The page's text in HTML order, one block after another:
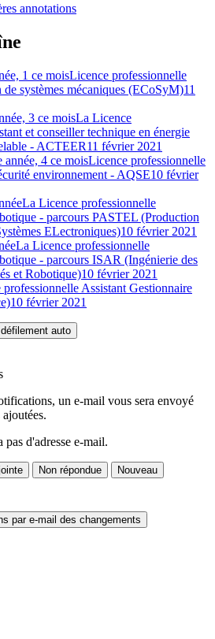
annotations
1 ce moisLicence professionnelle
systèmes mécaniques (ECoSyM)11
3 ce moisLa Licence
et conseiller technique en énergie
- ACTEER11 février 2021
année, 4 ce moisLicence professionnelle
environnement - AQSE10 février
La Licence professionnelle
- parcours PASTEL (Production
ELectroniques)10 février 2021
La Licence professionnelle
- parcours ISAR (Ingénierie des
et Robotique)10 février 2021
Assistant Gestionnaire
10 février 2021
auto
un e-mail vous sera envoyé
d'adresse e-mail.
Non répondue
Nouveau
par e-mail des changements